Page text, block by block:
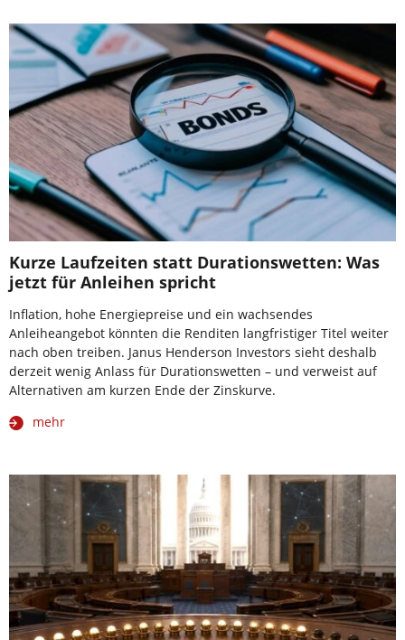
Kurze Laufzeiten statt Durationswetten: Was
jetzt für Anleihen spricht
Inflation, hohe Energiepreise und ein wachsendes
Anleiheangebot könnten die Renditen langfristiger Titel weiter
nach oben treiben. Janus Henderson Investors sieht deshalb
derzeit wenig Anlass für Durationswetten – und verweist auf
Alternativen am kurzen Ende der Zinskurve.
mehr